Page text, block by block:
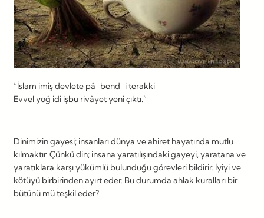
“İslam imiş devlete pâ-bend-i terakki
Evvel yoğ idi işbu rivâyet yeni çıktı.”
Dinimizin gayesi; insanları dünya ve ahiret hayatında mutlu
kılmaktır. Çünkü din; insana yaratılışındaki gayeyi, yaratana ve
yaratıklara karşı yükümlü bulunduğu görevleri bildirir. İyiyi ve
kötüyü birbirinden ayırt eder. Bu durumda ahlak kuralları bir
bütünü mü teşkil eder?